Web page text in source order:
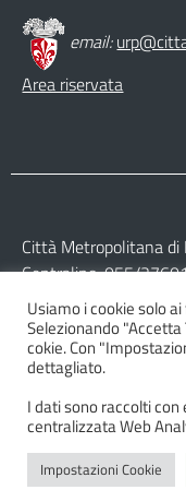
email:
Area riservata
Città Metropolitana di
Centralino: 055/
Partita IVA: 017 09
Codice Fiscale: 800
Usiamo i cookie solo
Selezionando
cokie. Con
dettagliato.
I dati sono raccolti
centralizzata Web
Impostazioni Cookie